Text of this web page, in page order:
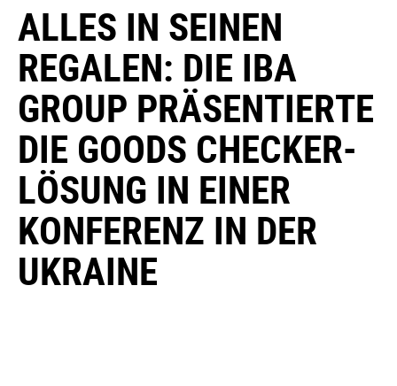
ALLES IN SEINEN
REGALEN: DIE IBA
GROUP PRÄSENTIERTE
DIE GOODS CHECKER-
LÖSUNG IN EINER
KONFERENZ IN DER
UKRAINE